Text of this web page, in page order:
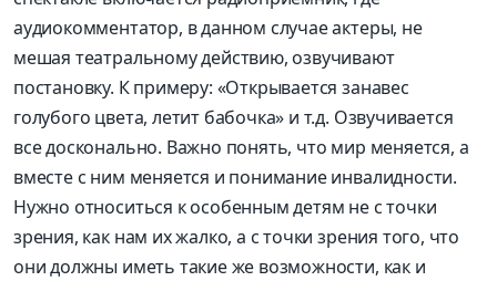
аудиокомментатор, в данном случае актеры, не
мешая театральному действию, озвучивают
постановку. К примеру: «Открывается занавес
голубого цвета, летит бабочка» и т.д. Озвучивается
все досконально. Важно понять, что мир меняется, а
вместе с ним меняется и понимание инвалидности.
Нужно относиться к особенным детям не с точки
зрения, как нам их жалко, а с точки зрения того, что
они должны иметь такие же возможности, как и